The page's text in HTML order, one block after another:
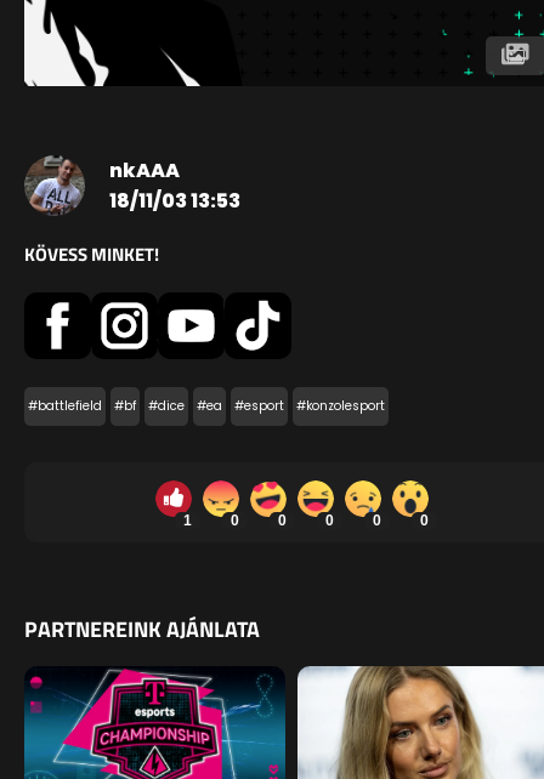
nkAAA
18/11/03 13:53
KÖVESS MINKET!
#battlefield #bf #dice #ea #esport #konzolesport
1 0 0 0 0 0
PARTNEREINK AJÁNLATA